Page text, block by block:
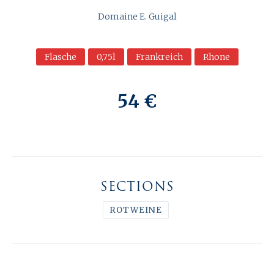
Domaine E. Guigal
Flasche 0,75l Frankreich Rhone
54 €
SECTIONS
ROTWEINE